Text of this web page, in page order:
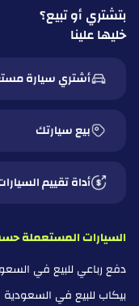
بتشتري أو تبيع؟
خليها علينا
أشتري سيارة
بيع سيارتك
أداة تقييم
السيارات المستعملة
دفع رباعي للبيع في
بيكاب للبيع في السعودية